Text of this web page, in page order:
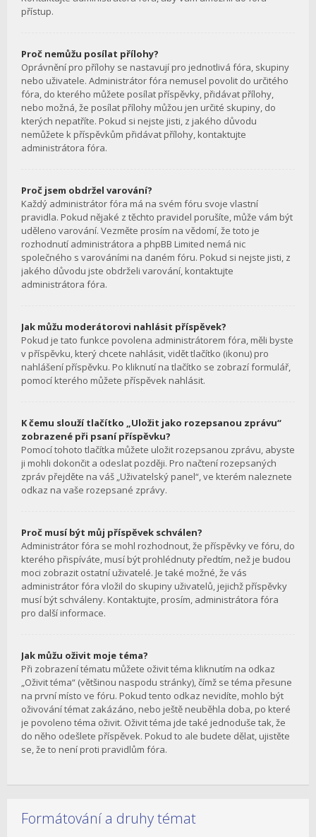
přístup.
Proč nemůžu posílat přílohy?
Oprávnění pro přílohy se nastavují pro jednotlivá fóra, skupiny
nebo uživatele. Administrátor fóra nemusel povolit do určitého
fóra, do kterého můžete posílat příspěvky, přidávat přílohy,
nebo možná, že posílat přílohy můžou jen určité skupiny, do
kterých nepatříte. Pokud si nejste jisti, z jakého důvodu
nemůžete k příspěvkům přidávat přílohy, kontaktujte
administrátora fóra.
Proč jsem obdržel varování?
Každý administrátor fóra má na svém fóru svoje vlastní
pravidla. Pokud nějaké z těchto pravidel porušíte, může vám být
uděleno varování. Vezměte prosím na vědomí, že toto je
rozhodnutí administrátora a phpBB Limited nemá nic
společného s varováními na daném fóru. Pokud si nejste jisti, z
jakého důvodu jste obdrželi varování, kontaktujte
administrátora fóra.
Jak můžu moderátorovi nahlásit příspěvek?
Pokud je tato funkce povolena administrátorem fóra, měli byste
v příspěvku, který chcete nahlásit, vidět tlačítko (ikonu) pro
nahlášení příspěvku. Po kliknutí na tlačítko se zobrazí formulář,
pomocí kterého můžete příspěvek nahlásit.
K čemu slouží tlačítko „Uložit jako rozepsanou zprávu“
zobrazené při psaní příspěvku?
Pomocí tohoto tlačítka můžete uložit rozepsanou zprávu, abyste
ji mohli dokončit a odeslat později. Pro načtení rozepsaných
zpráv přejděte na váš „Uživatelský panel“, ve kterém naleznete
odkaz na vaše rozepsané zprávy.
Proč musí být můj příspěvek schválen?
Administrátor fóra se mohl rozhodnout, že příspěvky ve fóru, do
kterého přispíváte, musí být prohlédnuty předtím, než je budou
moci zobrazit ostatní uživatelé. Je také možné, že vás
administrátor fóra vložil do skupiny uživatelů, jejichž příspěvky
musí být schváleny. Kontaktujte, prosím, administrátora fóra
pro další informace.
Jak můžu oživit moje téma?
Při zobrazení tématu můžete oživit téma kliknutím na odkaz
„Oživit téma“ (většinou naspodu stránky), čímž se téma přesune
na první místo ve fóru. Pokud tento odkaz nevidíte, mohlo být
oživování témat zakázáno, nebo ještě neuběhla doba, po které
je povoleno téma oživit. Oživit téma jde také jednoduše tak, že
do něho odešlete příspěvek. Pokud to ale budete dělat, ujistěte
se, že to není proti pravidlům fóra.
Formátování a druhy témat